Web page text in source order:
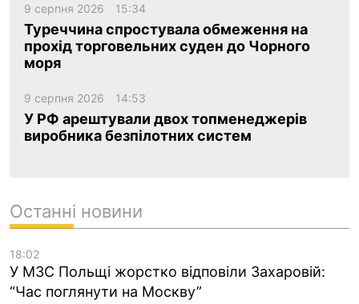
9 серпня 2026 15:34
Туреччина спростувала обмеження на
прохід торговельних суден до Чорного
моря
9 серпня 2026 14:53
У РФ арештували двох топменеджерів
виробника безпілотних систем
Останні новини
18:02
У МЗС Польщі жорстко відповіли Захаровій:
“Час поглянути на Москву”